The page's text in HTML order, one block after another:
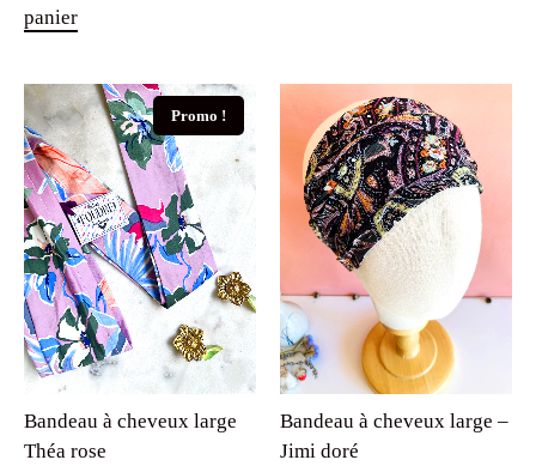
panier
Promo !
Bandeau à cheveux large
Théa rose
Bandeau à cheveux large –
Jimi doré